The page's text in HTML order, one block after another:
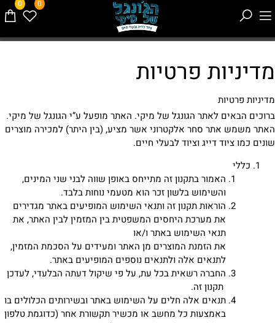
0 0
מדיניות פרטיות
מדיניות פרטיות
ברוכים הבאים לאתר הגונגל של מיקי. האתר מופעל ע”י הגונגל של מיקי.
האתר משמש אתר סחר אלקטרוני אשר מציע, (בין היתר) למכירה מוצרים
שונים כמו ציוד דייג וציוד לבעלי חיים.
כללי
האמור בתקנון זה מתייחס באופן שווה לבני שני המינים,
והשימוש בלשון זכר הוא מטעמי נוחות בלבד.
הוראות תקנון זה ותנאי השימוש המופיעים באתר מגדירים
את מערכת היחסים המשפטית בין המזמין לבין האתר, את
תנאי השימוש באתר ו/או
את הזמנת המוצרים מן האתר ומעידים על הסכמת המזמין,
לתנאים אלה ולתנאים נוספים המופיעים באתר.
החברה רשאית בכל עת, על פי שיקול דעתה הבלעדי, לעדכן
תקנון זה.
תנאים אלה חלים על השימוש באתר ובשירותים הכלולים בו
באמצעות כל מחשב או מכשיר תקשורת אחר (כדוגמת טלפון